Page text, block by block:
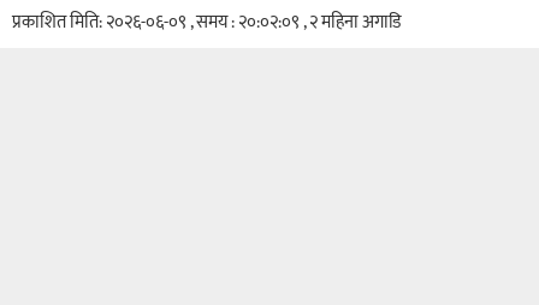
प्रकाशित मिति: २०२६-०६-०९ , समय : २०:०२:०९ , २ महिना अगाडि